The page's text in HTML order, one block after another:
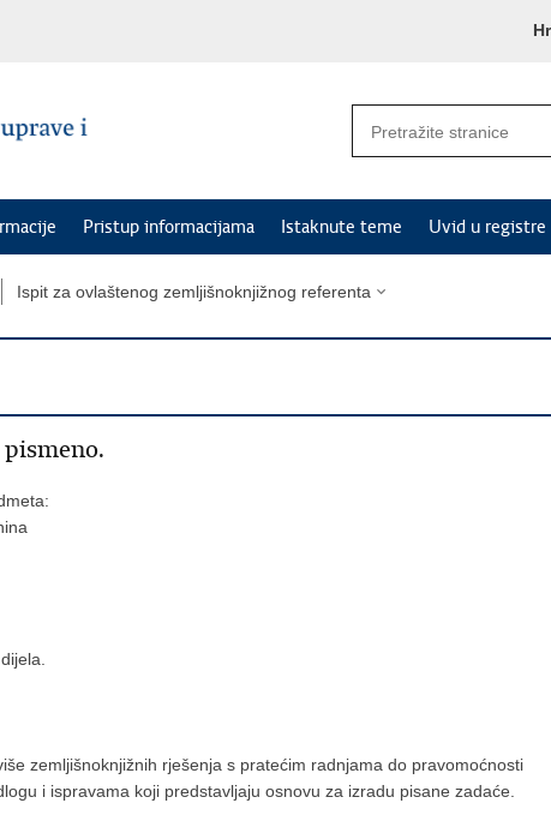
Pristup informacijama Istaknute teme Uvid u registre
Ispit za ovlaštenog zemljišnoknjižnog referenta
zemljišnoknjižnih rješenja s pratećim radnjama do pravomoćnosti
i ispravama koji predstavljaju osnovu za izradu pisane zadaće.